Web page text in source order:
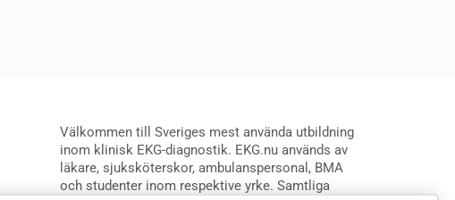
Välkommen till Sveriges mest använda utbildning
inom klinisk EKG-diagnostik. EKG.nu används av
läkare, sjuksköterskor, ambulanspersonal, BMA
och studenter inom respektive yrke. Samtliga